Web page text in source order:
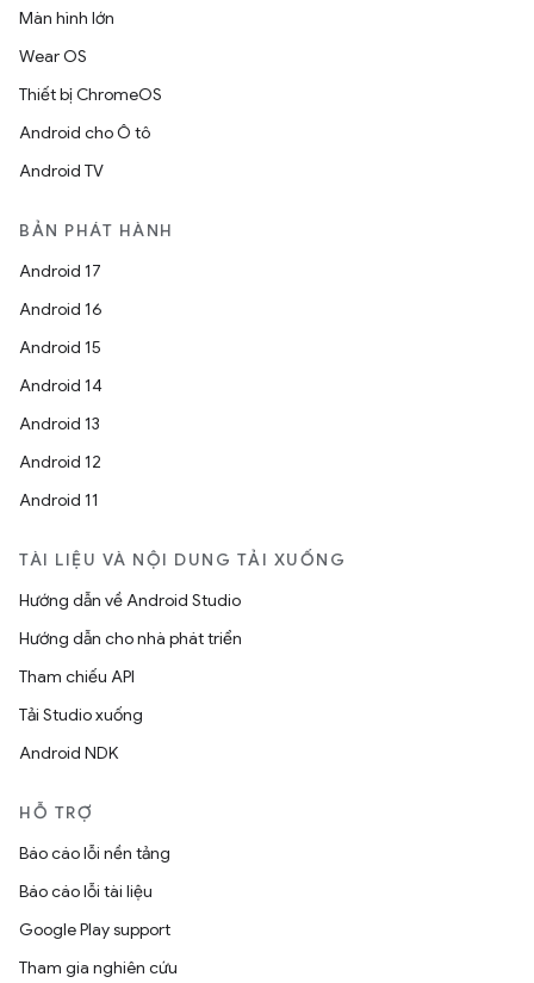
Màn hình lớn
Wear OS
Thiết bị ChromeOS
Android cho Ô tô
Android TV
BẢN PHÁT HÀNH
Android 17
Android 16
Android 15
Android 14
Android 13
Android 12
Android 11
TÀI LIỆU VÀ NỘI DUNG TẢI XUỐNG
Hướng dẫn về Android Studio
Hướng dẫn cho nhà phát triển
Tham chiếu API
Tải Studio xuống
Android NDK
HỖ TRỢ
Báo cáo lỗi nền tảng
Báo cáo lỗi tài liệu
Google Play support
Tham gia nghiên cứu